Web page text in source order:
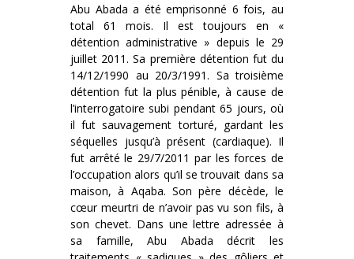
Abu Abada a été emprisonné 6 fois, au
total 61 mois. Il est toujours en «
détention administrative » depuis le 29
juillet 2011. Sa première détention fut du
14/12/1990 au 20/3/1991. Sa troisième
détention fut la plus pénible, à cause de
l’interrogatoire subi pendant 65 jours, où
il fut sauvagement torturé, gardant les
séquelles jusqu’à présent (cardiaque). Il
fut arrêté le 29/7/2011 par les forces de
l’occupation alors qu’il se trouvait dans sa
maison, à Aqaba. Son père décède, le
cœur meurtri de n’avoir pas vu son fils, à
son chevet. Dans une lettre adressée à
sa famille, Abu Abada décrit les